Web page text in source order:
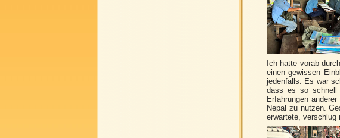
Ich hatte vorab
einen gewissen
jedenfalls. Es war
dass es so
Erfahrungen
Nepal zu nutzen.
erwartete, verschlug